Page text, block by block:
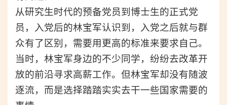
从研究生时代的预备党员到博士生的正式党
员，入党后的林宝军认识到，入党之后就与群
众有了区别，需要用更高的标准来要求自己。
当时，林宝军身边的不少同学，纷纷去改革开
放的前沿寻求高薪工作。但林宝军却没有随波
逐流，而是选择踏踏实实去干一些国家需要的